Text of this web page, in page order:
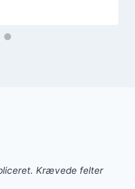
Krævede felter